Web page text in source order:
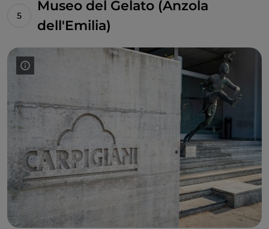
Museo del Gelato (Anzola
dell'Emilia)